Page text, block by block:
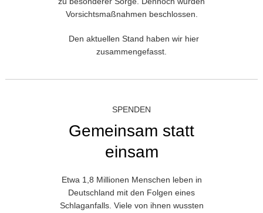
Vorsichtsmaßnahmen beschlossen.
Den aktuellen Stand haben wir hier
zusammengefasst.
SPENDEN
Gemeinsam statt
einsam
Etwa 1,8 Millionen Menschen leben in
Deutschland mit den Folgen eines
Schlaganfalls. Viele von ihnen wussten